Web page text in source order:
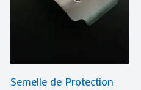
Semelle de Protection